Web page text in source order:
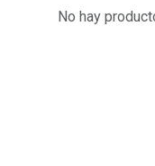
No hay